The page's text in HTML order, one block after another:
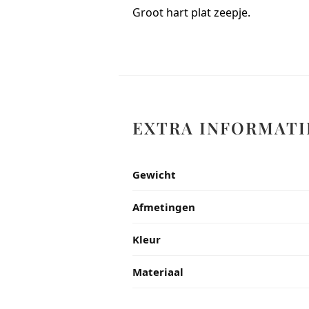
Groot hart plat zeepje.
EXTRA
Gewicht
Afmetingen
Kleur
Materiaal